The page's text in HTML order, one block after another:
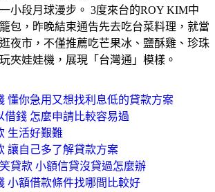
小段月球漫步。 3度來台的ROY KIM中
包，昨晚結束通告先去吃台菜料理，就當
夜市，不僅推薦吃芒果冰、鹽酥雞、珍珠
夾娃娃機，展現「台灣通」模樣。
懂你急用又想找利息低的貸款方案
借錢 怎麼申請比較容易過
生活好艱難
讓自己多了解貸款方案
貸款 小額信貸沒貸過怎麼辦
小額借款條件找哪間比較好